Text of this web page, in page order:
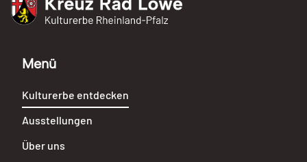
Menü
Kulturerbe entdecken
Ausstellungen
Über uns